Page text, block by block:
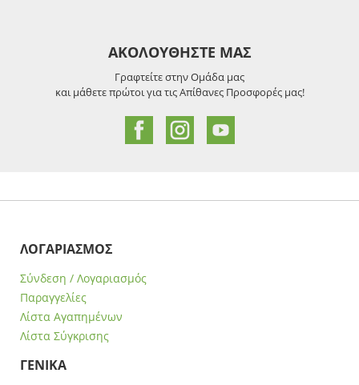
ΑΚΟΛΟΥΘΗΣΤΕ ΜΑΣ
Γραφτείτε στην Ομάδα μας
και μάθετε πρώτοι για τις Απίθανες Προσφορές μας!
ΛΟΓΑΡΙΑΣΜΟΣ
Σύνδεση / Λογαριασμός
Παραγγελίες
Λίστα Αγαπημένων
Λίστα Σύγκρισης
ΓΕΝΙΚΑ